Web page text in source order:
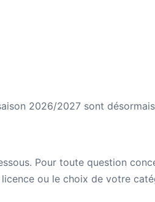
2026/2027 sont désormais
Pour toute question
ou le choix de votre